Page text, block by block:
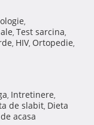
,
, Test sarcina,
, HIV, Ortopedie,
, Intretinere,
de slabit, Dieta
acasa